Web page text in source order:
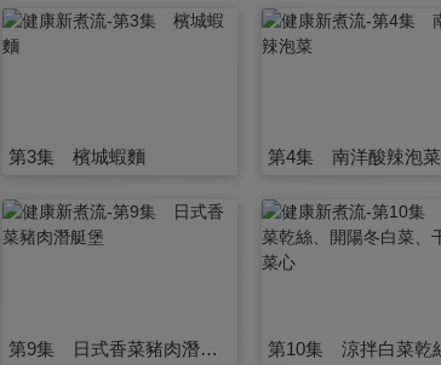
第3集 檳城蝦麵 第4集 南洋酸辣泡菜
第9集 日式香菜豬肉潛艇堡